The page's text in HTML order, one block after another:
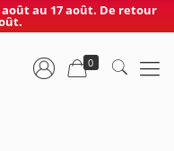
août au 17 août. De retour
0